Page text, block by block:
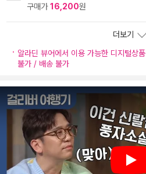
구매가16,200원
더보기
알라딘 뷰어에서 이용 가능한 디지털상
불가 / 배송 불가
Play